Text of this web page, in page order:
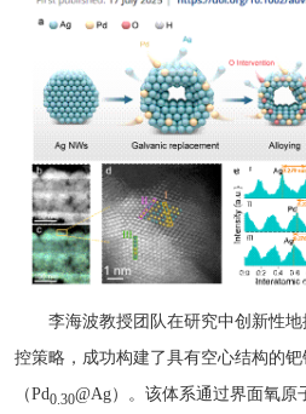
李海波教授团队在研究中创新性地
控策略，成功构建了具有空心结构的
（Pd0.30@Ag）。该体系通过界面氧原